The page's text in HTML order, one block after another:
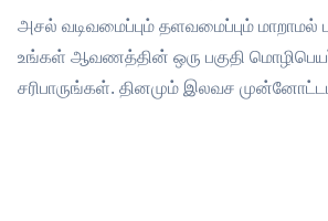
அசல் வடிவமைப்பும் தளவமைப்பும் மாறாமல்
உங்கள் ஆவணத்தின் ஒரு பகுதி
சரிபாருங்கள். தினமும் இலவச